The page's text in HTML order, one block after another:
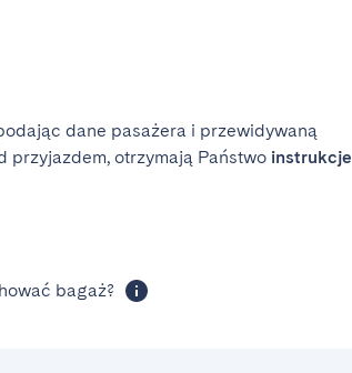
dane pasażera i przewidywaną
przyjazdem, otrzymają Państwo instrukcje
bagaż?